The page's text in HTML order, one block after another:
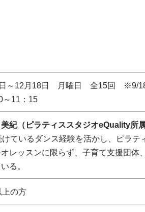
～12月18日 月曜日 全15回 ※9/
～11：15
紀（ピラティススタジオeQuality所
けているダンス経験を活かし、ピラテ
オレッスンに限らず、子育て支援団体
る。
上の方